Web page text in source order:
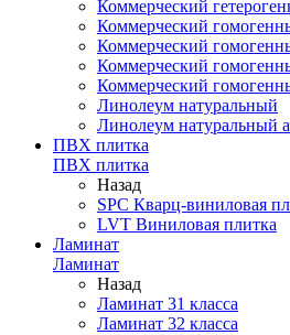
Коммерческий
Коммерческий
Коммерческий
Коммерческий
Коммерческий
Линолеум натуральный
Линолеум натуральный
ПВХ плитка
ПВХ плитка
Назад
SPC Кварц-виниловая
LVT Виниловая плитка
Ламинат
Ламинат
Назад
Ламинат 31 класса
Ламинат 32 класса